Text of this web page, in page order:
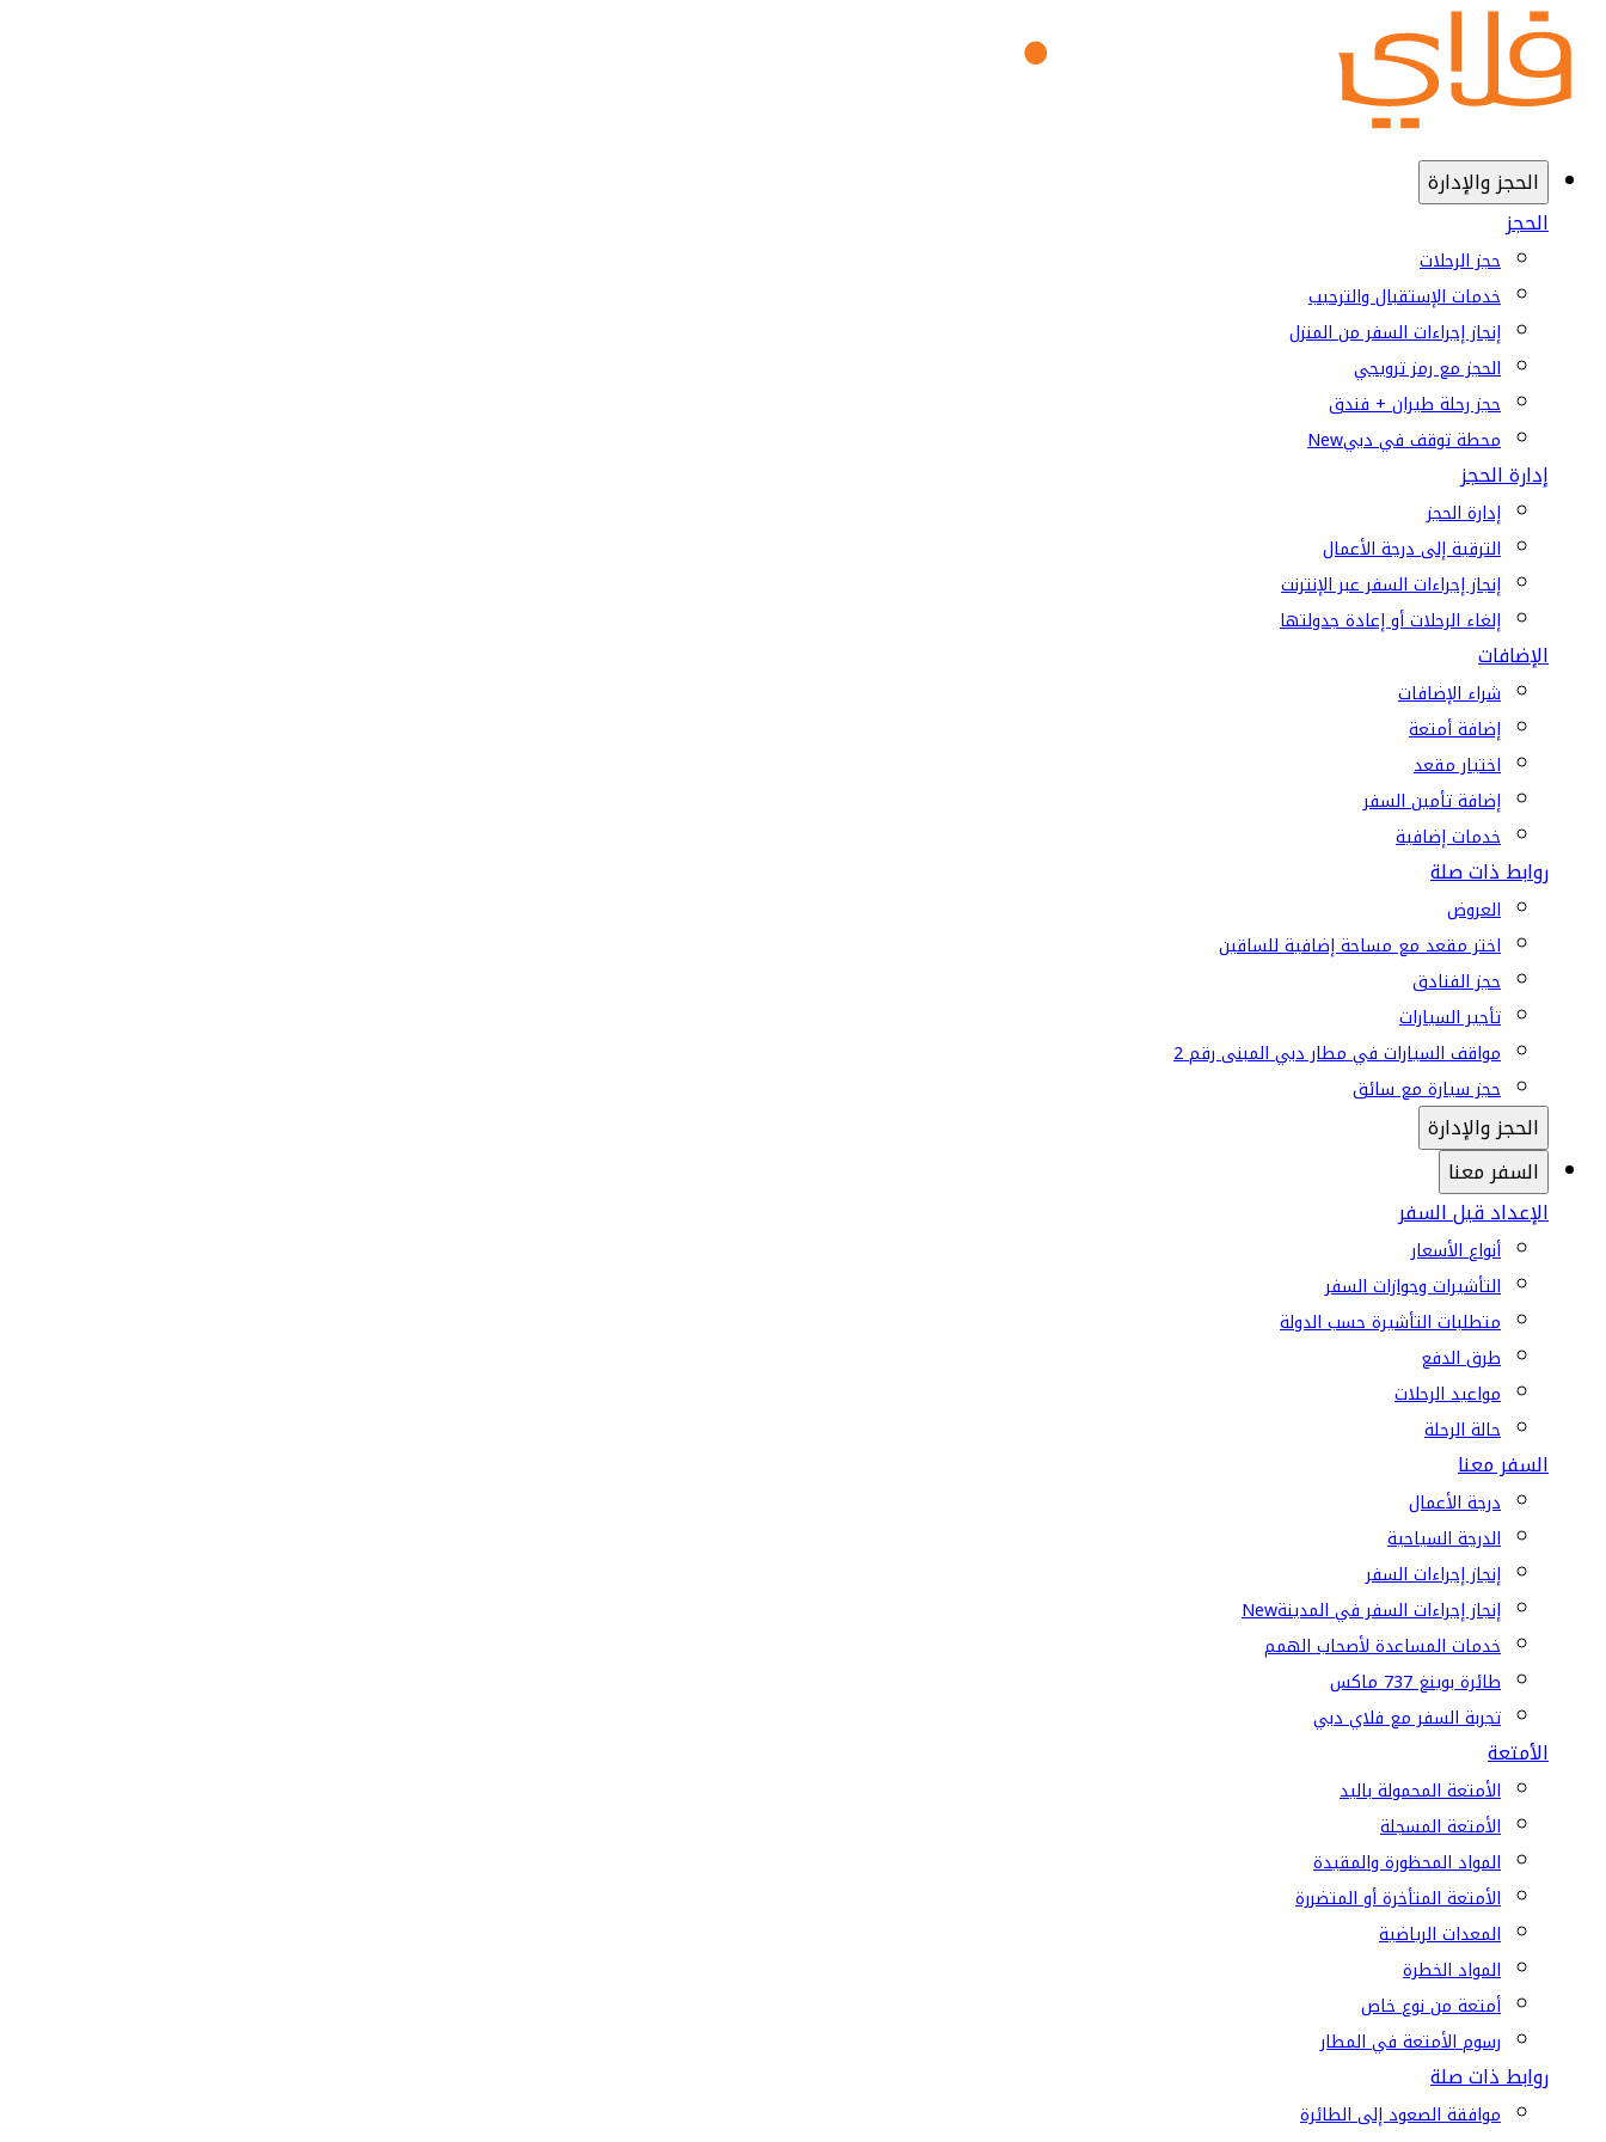
الحجز والإدارة
الحجز
حجز الرحلات
خدمات الإستقبال والترحيب
إنجاز إجراءات السفر من المنزل
الحجز مع رمز ترويجي
حجز رحلة طيران + فندق
محطة توقف في دبيNew
إدارة الحجز
إدارة الحجز
الترقية إلى درجة الأعمال
إنجاز إجراءات السفر عبر الإنترنت
إلغاء الرحلات أو إعادة جدولتها
الإضافات
شراء الإضافات
إضافة أمتعة
اختيار مقعد
إضافة تأمين السفر
خدمات إضافية
روابط ذات صلة
العروض
اختر مقعد مع مساحة إضافية للساقين
حجز الفنادق
تأجير السيارات
مواقف السيارات في مطار دبي المبنى رقم 2
حجز سيارة مع سائق
الحجز والإدارة
السفر معنا
الإعداد قبل السفر
أنواع الأسعار
التأشيرات وجوازات السفر
متطلبات التأشيرة حسب الدولة
طرق الدفع
مواعيد الرحلات
حالة الرحلة
السفر معنا
درجة الأعمال
الدرجة السياحية
إنجاز إجراءات السفر
إنجاز إجراءات السفر في المدينةNew
خدمات المساعدة لأصحاب الهمم
طائرة بوينغ 737 ماكس
تجربة السفر مع فلاي دبي
الأمتعة
الأمتعة المحمولة باليد
الأمتعة المسجلة
المواد المحظورة والمقيدة
الأمتعة المتأخرة أو المتضررة
المعدات الرياضية
المواد الخطرة
أمتعة من نوع خاص
رسوم الأمتعة في المطار
روابط ذات صلة
موافقة الصعود إلى الطائرة